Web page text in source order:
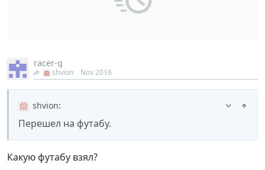
racer-g
shvion Nov 2016
shvion:
Перешел на футабу.
Какую футабу взял?